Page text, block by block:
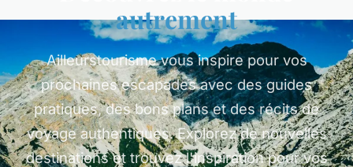
autrement
Ailleurstourisme vous inspire pour vos
prochaines escapades avec des guides
pratiques, des bons plans et des récits de
voyage authentiques. Explorez de nouvelles
destinations et trouvez l'inspiration pour vos